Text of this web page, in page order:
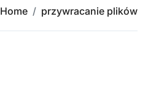
Home przywracanie plików